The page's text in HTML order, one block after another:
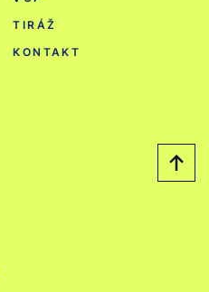
TIRÁŽ
KONTAKT